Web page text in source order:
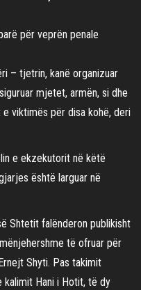
për veprën penale
– tjetrin, kanë organizuar
mjetet, armën, si dhe
viktimës për disa kohë, deri
e ekzekutorit në këtë
është larguar në
Shtetit falënderon publikisht
të ofruar për
Shyti. Pas takimit
kalimit Hani i Hotit, të dy